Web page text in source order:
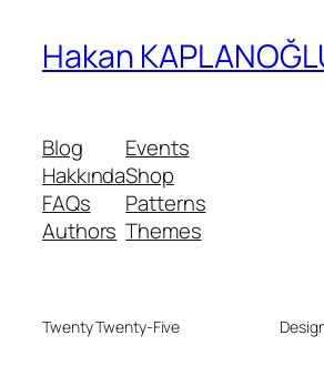
Hakan
Blog
Hakkında
FAQs
Authors
Events
Shop
Patterns
Themes
Twenty Twenty-Five